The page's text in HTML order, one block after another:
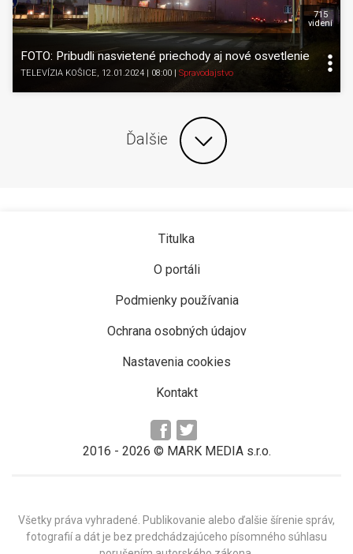
FOTO: Pribudli nasvietené priechody aj nové osvetlenie
TELEVÍZIA KOŠICE, 12.01.2024 | 08:00 | Spravodajstvo
715
videní
Ďalšie
Titulka
O portáli
Podmienky používania
Ochrana osobných údajov
Nastavenia cookies
Kontakt
2016 - 2026 © MARK MEDIA s.r.o.
Všetky práva vyhradené. Publikovanie alebo ďalšie šírenie správ,
fotografií a dát je bez predchádzajúceho písomného súhlasu